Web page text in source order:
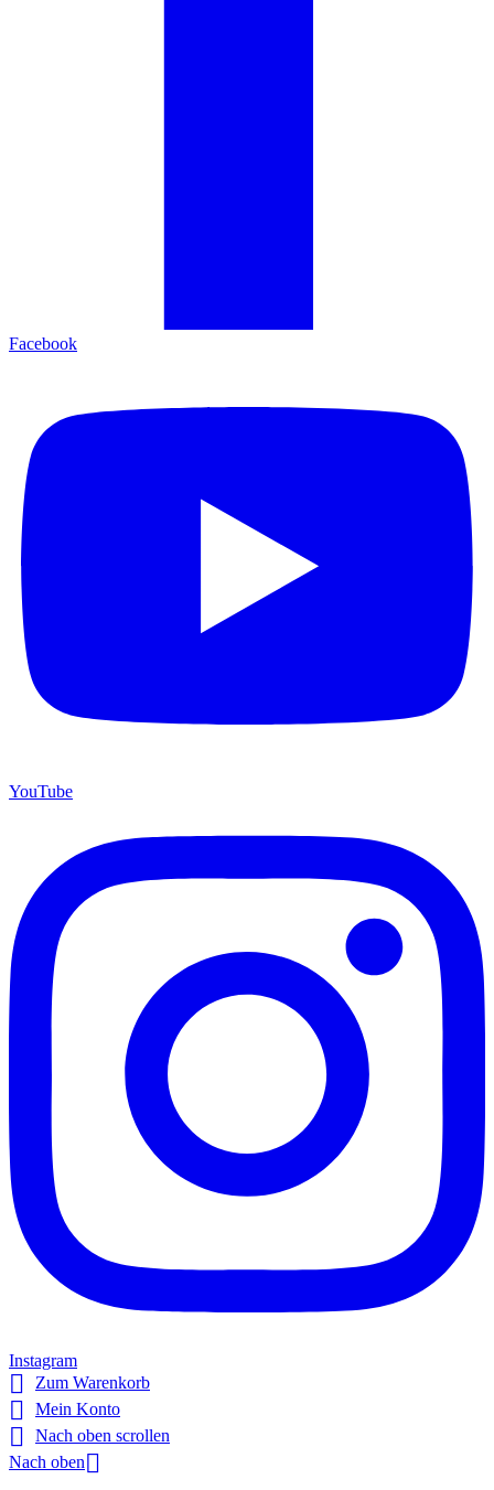
Facebook
YouTube
Instagram
 Zum Warenkorb
 Mein Konto

Nach oben scrollen
Nach oben 